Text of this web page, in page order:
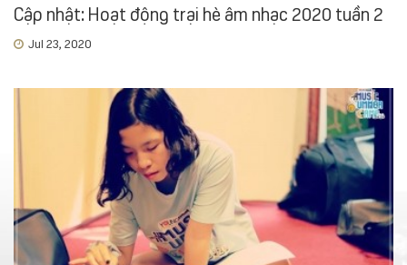
Cập nhật: Hoạt động trại hè âm nhạc 2020 tuần 2
Jul 23, 2020